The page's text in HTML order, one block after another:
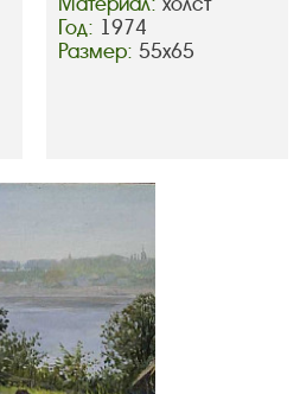
Год: 1974
Размер: 55х65